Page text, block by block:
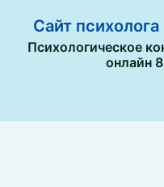
Сайт
Психологическое
онлайн